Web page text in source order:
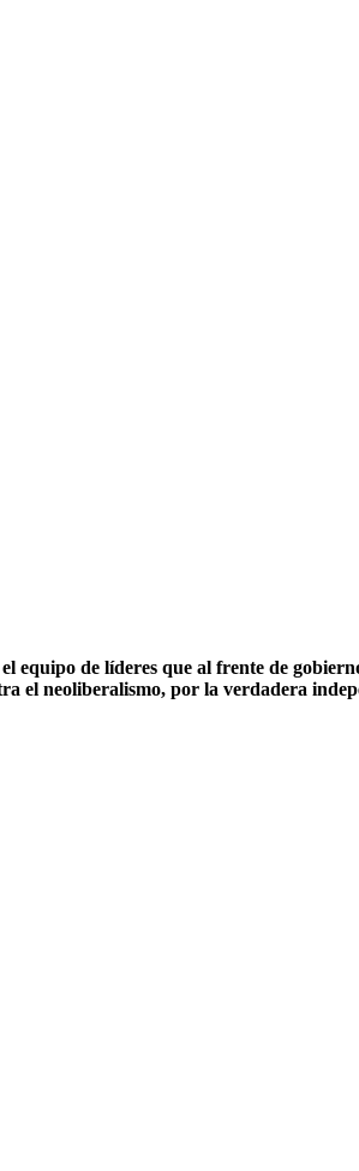
equipo de líderes que al frente de
el neoliberalismo, por la verdadera